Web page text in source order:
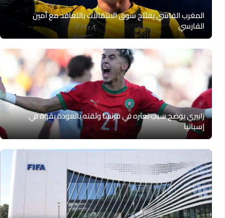
المغرب الفاسي يفتتح سوق الانتقالات بالتعاقد مع أمين
الفارسي
زابيري يوضح سبب تعثره في فرنسا وثقته بالعودة بقوة في
إسبانيا